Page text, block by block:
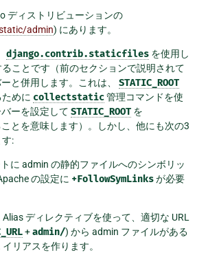
ディストリビューションの
admin) にあります。
django.contrib.staticfiles を使用し
ことです（前のセクションで説明されて
と併用します。これは、 STATIC_ROOT
めに collectstatic管理コマンドを使
ーを設定して STATIC_ROOT を
とを意味します）。しかし、他にも次の3
:
に admin の静的ファイルへのシンボリッ
の設定に +FollowSymLinksが必要
Alias ディレクティブを使って、適切な URL
+admin/) から admin ファイルがある
リアスを作ります。